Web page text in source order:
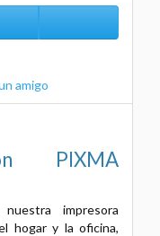
amigo
PIXMA
impresora
hogar y la oficina,